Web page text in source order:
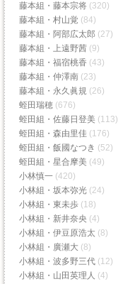
藤本組・藤本宗将 (320)
藤本組・村山覚 (84)
藤本組・阿部広太郎 (27)
藤本組・上遠野茜 (9)
藤本組・福宿桃香‬ (43)
藤本組・仲澤南 (23)
藤本組・永久眞規 (26)
蛭田瑞穂 (676)
蛭田組・佐藤日登美 (113)
蛭田組・森由里佳 (176)
蛭田組・飯國なつき (52)
蛭田組・星合摩美 (49)
小林慎一 (420)
小林組・坂本弥光 (24)
小林組・東未歩 (18)
小林組・新井奈央 (4)
小林組・伊豆原浩太 (8)
小林組・廣瀬大 (8)
小林組・波多野三代 (12)
小林組・山田英理人 (4)